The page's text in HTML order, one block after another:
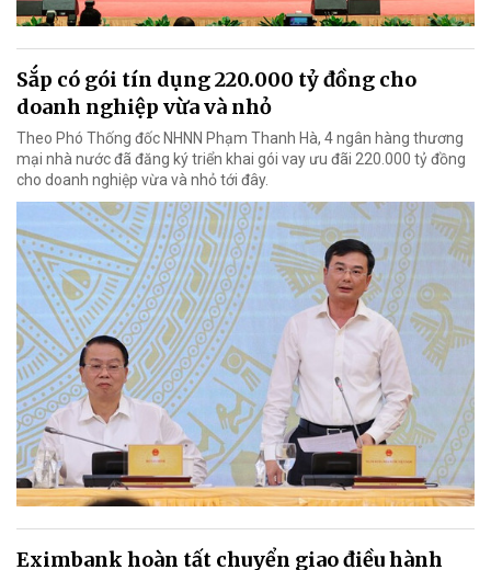
Sắp có gói tín dụng 220.000 tỷ đồng cho
doanh nghiệp vừa và nhỏ
Theo Phó Thống đốc NHNN Phạm Thanh Hà, 4 ngân hàng thương
mại nhà nước đã đăng ký triển khai gói vay ưu đãi 220.000 tỷ đồng
cho doanh nghiệp vừa và nhỏ tới đây.
Eximbank hoàn tất chuyển giao điều hành